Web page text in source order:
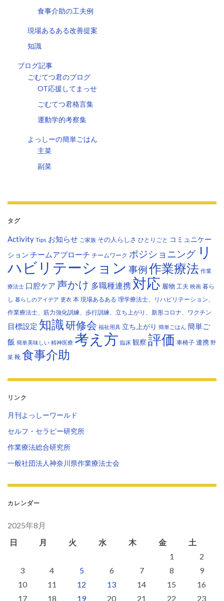
食事介助の工夫例
現場あるある改善提案
知識
ブログ記事
ごむてつ君のブログ
OT応援してまっせ
ごむてつ君格言集
運動学的考察集
よっしーの簡単ごはん
主菜
副菜
タグ
Activity Tips お知らせ ご家族 その人らしさ ひとりごと コミュニケー
ション チームアプローチ チームワーク ポジショニング リ
ハビリテーション 事例作業療法 作業
療法士 口腔ケア 声かけ 多職種連携 対応 履物 工夫 映画 暮ら
し 暮らしのアイデア 更衣 本 現場あるある 理学療法士、リハビリテーション、
作業療法士、筋力強化訓練、歩行訓練、立ち上がり、新形コロナ、ワクチン
目標設定 知識研修会 福祉用具 立ち上がり 簡単ごはん 簡単ご
飯 簡単美味しい 精神医療 考え方 臨床 観察 評価 車椅子 連携 野
菜 靴 食事介助
リンク
月刊よっしーワールド
セルフ・セラピー研究所
作業療法総合研究所
一般社団法人神奈川県作業療法士会
カレンダー
2025年8月
日
月 火 水 木 金
土
1
2
3
4 5 6 7 8
9
10
11 12 13 14 15
16
17
18 19 20 21 22
23